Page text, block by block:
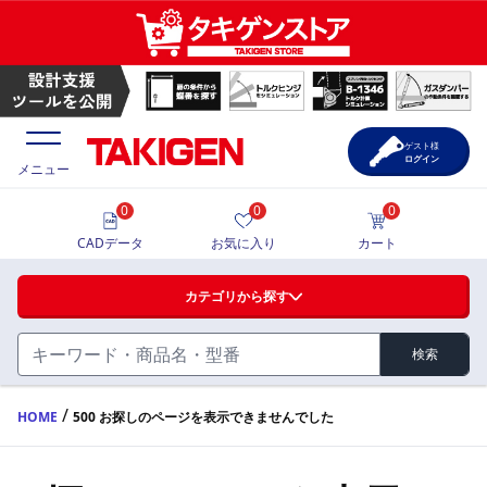
ハンドル・取手・つまみ・周辺機器
FA・A
蝶番・ステー・周辺機器
価格一覧
製品カタログ
メニュー
カテゴリから探す
検索
0
CADデータ
0
お気に入り
0
カート
ゲスト様
ログイン
HOME / 500 お探しのページを表示できませんでした